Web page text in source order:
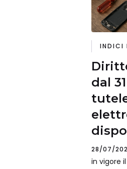
INDICI
dal
28/07/
in vigore